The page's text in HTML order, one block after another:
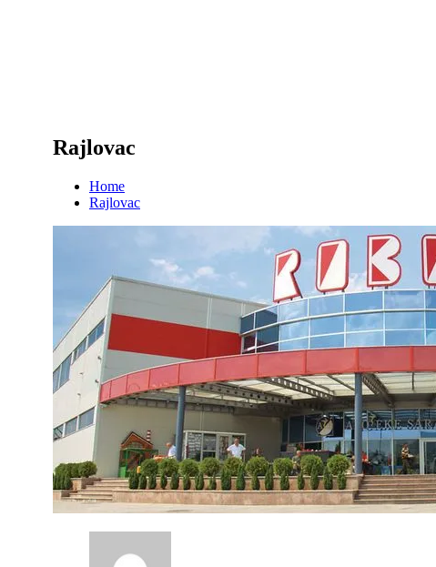
Rajlovac
Home
Rajlovac